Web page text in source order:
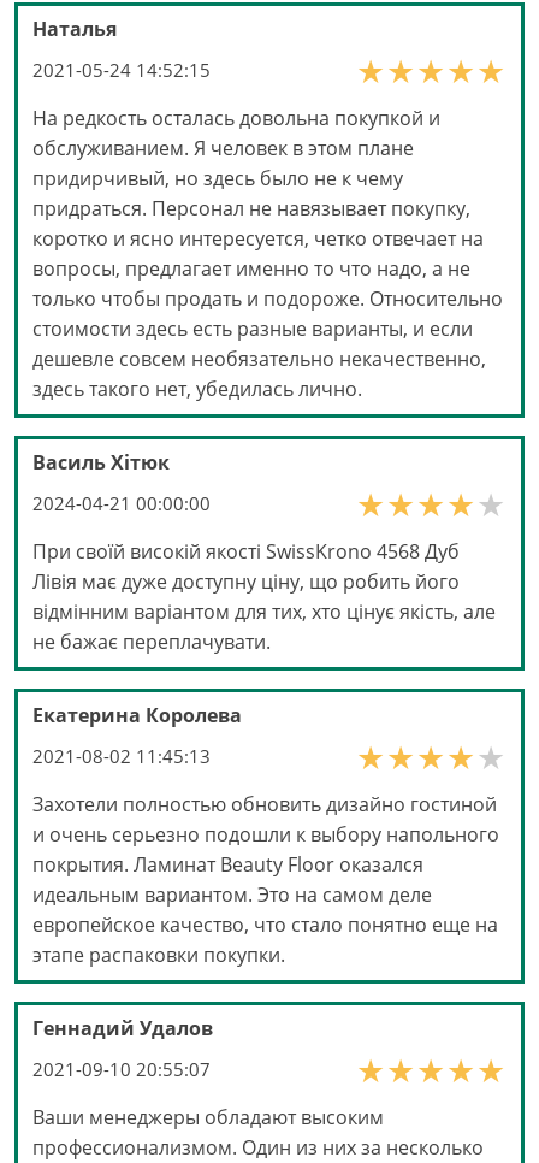
Наталья
2021-05-24 14:52:15
На редкость осталась довольна покупкой и
обслуживанием. Я человек в этом плане
придирчивый, но здесь было не к чему
придраться. Персонал не навязывает покупку,
коротко и ясно интересуется, четко отвечает на
вопросы, предлагает именно то что надо, а не
только чтобы продать и подороже. Относительно
стоимости здесь есть разные варианты, и если
дешевле совсем необязательно некачественно,
здесь такого нет, убедилась лично.
Василь Хітюк
2024-04-21 00:00:00
При своїй високій якості SwissKrono 4568 Дуб
Лівія має дуже доступну ціну, що робить його
відмінним варіантом для тих, хто цінує якість, але
не бажає переплачувати.
Екатерина Королева
2021-08-02 11:45:13
Захотели полностью обновить дизайно гостиной
и очень серьезно подошли к выбору напольного
покрытия. Ламинат Beauty Floor оказался
идеальным вариантом. Это на самом деле
европейское качество, что стало понятно еще на
этапе распаковки покупки.
Геннадий Удалов
2021-09-10 20:55:07
Ваши менеджеры обладают высоким
профессионализмом. Один из них за несколько